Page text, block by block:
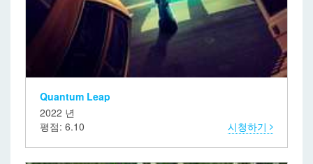
Quantum Leap
2022 년
평점: 6.10
시청하기